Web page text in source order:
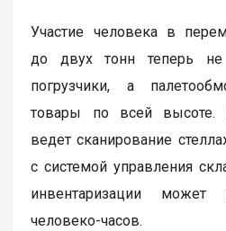
Участие человека в
до двух тонн теперь
погрузчики, а
товары по всей высоте.
ведет сканирование
с системой управления
инвентаризации
человеко-часов.